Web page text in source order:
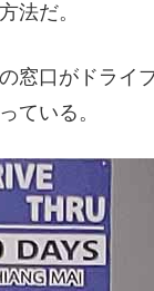
法だ。
窓口がドライ
ている。